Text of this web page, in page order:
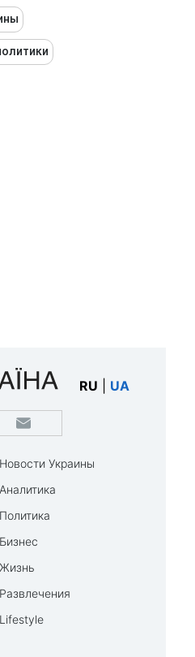
RU UA
Новости Украины
Аналитика
Политика
Бизнес
Жизнь
Развлечения
Lifestyle